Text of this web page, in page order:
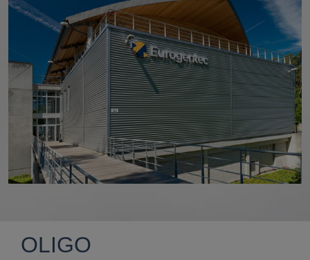
OLIGO